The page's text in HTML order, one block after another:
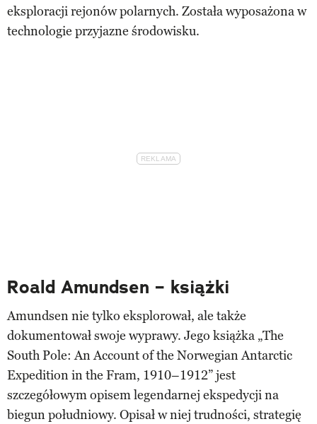
eksploracji rejonów polarnych. Została wyposażona w
technologie przyjazne środowisku.
Roald Amundsen – książki
Amundsen nie tylko eksplorował, ale także
dokumentował swoje wyprawy. Jego książka „The
South Pole: An Account of the Norwegian Antarctic
Expedition in the Fram, 1910–1912” jest
szczegółowym opisem legendarnej ekspedycji na
biegun południowy. Opisał w niej trudności, strategię